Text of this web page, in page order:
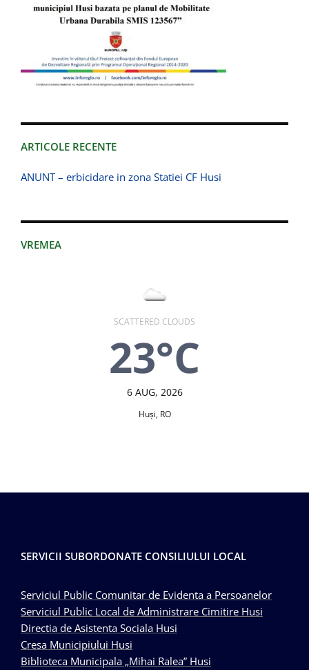
ARTICOLE RECENTE
ANUNT – erbicidare in zona Statiei CF Husi
VREMEA
SCATTERED CLOUDS
23°C
6 AUG, 2026
Huşi, RO
SERVICII SUBORDONATE CONSILIULUI LOCAL
Serviciul Public Comunitar de Evidenta a Persoanelor
Serviciul Public Local de Administrare Cimitire Husi
Directia de Asistenta Sociala Husi
Cresa Municipiului Husi
Biblioteca Municipala „Mihai Ralea” Husi